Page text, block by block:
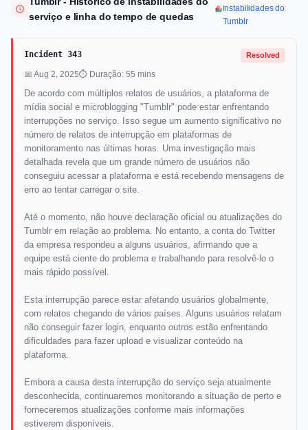
serviço e linha do tempo de quedas
instabilidades do
Tumblr
Incident 343 Resolved
📅 Aug 2, 2025⏱ Duração: 55 mins
De acordo com múltiplos relatos de usuários, a plataforma de
mídia social e microblogging "Tumblr" pode estar enfrentando
interrupções no serviço. Isso segue um aumento significativo no
número de relatos de interrupção em plataformas de
monitoramento nas últimas horas. Uma investigação mais
detalhada revela que um grande número de usuários não
conseguiu acessar a plataforma e está recebendo mensagens de
erro ao tentar carregar o site.
Até o momento, não houve declaração oficial ou atualizações do
Tumblr em relação ao problema. No entanto, a conta do Twitter
da empresa respondeu a alguns usuários, afirmando que a
equipe está ciente do problema e trabalhando para resolvê-lo o
mais rápido possível.
Esta interrupção parece estar afetando usuários globalmente,
com relatos chegando de vários países. Alguns usuários relatam
não conseguir fazer login, enquanto outros estão enfrentando
dificuldades para fazer upload e visualizar conteúdo na
plataforma.
Embora a causa desta interrupção do serviço seja atualmente
desconhecida, continuaremos monitorando a situação de perto e
forneceremos atualizações conforme mais informações
estiverem disponíveis.